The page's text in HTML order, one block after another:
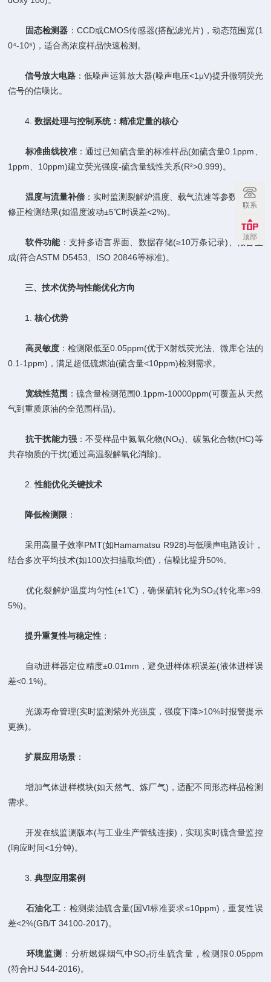
​固态检测器​ ​：CCD或CMOS传感器(搭配滤光片)，动态范围宽(1
0⁴-10⁵)，适合高浓度样品快速检测。
​​信号放大电路​ ​：低噪声运算放大器(噪声电压<1μV)提升微弱荧光
信号的信噪比。
4. ​​数据处理与控制系统：精准定量的核心​
​标准曲线校准​​：通过已知硫含量的标准样品(如硫含量0.1ppm、
1ppm、10ppm)建立荧光强度-硫含量线性关系(R²>0.999)。
​温度与流量补偿​​：实时监测裂解炉温度、载气流速等参数，自动
修正检测结果(如温度波动±5℃时误差<2%)。
​​软件功能​​：支持多语言界面、数据存储(≥10万条记录)、报告生
成(符合ASTM D5453、ISO 20846等标准)。
​三、技术优势与性能优化方向​
1. ​​核心优势​
​高灵敏度​​：检测限低至0.05ppm(优于X射线荧光法、微库仑法的
0.1-1ppm)，满足超低硫燃油(硫含量<10ppm)检测需求。
​宽线性范围​ ​：硫含量检测范围0.1ppm-10000ppm(可覆盖从天然
气到重质原油的全范围样品)。
​抗干扰能力强​ ​：不受样品中氮氧化物(NOₓ)、碳氢化合物(HC)等
共存物质的干扰(通过高温裂解氧化消除)。
2. ​​性能优化关键技术​
​降低检测限​ ​：
采用高量子效率PMT(如Hamamatsu R928)与低噪声电路设计，
结合多次平均技术(如100次扫描取均值)，信噪比提升50%。
优化裂解炉温度均匀性(±1℃)，确保硫转化为SO₂(转化率>99.
5%)。
​​提升重复性与稳定性​ ​：
自动进样器定位精度±0.01mm，避免进样体积误差(液体进样误
差<0.1%)。
光源寿命管理(实时监测紫外光强度，强度下降>10%时报警提示
更换)。
​​扩展应用场景​ ​：
增加气体进样模块(如天然气、炼厂气)，适配不同形态样品检测
需求。
开发在线监测版本(与工业生产管线连接)，实现实时硫含量监控
(响应时间<1分钟)。
3. ​​典型应用案例​
​石油化工​​：检测柴油硫含量(国VI标准要求≤10ppm)，重复性误
差<2%(GB/T 34100-2017)。
​环境监测​ ​：分析燃煤烟气中SO₂衍生硫含量，检测限0.05ppm
(符合HJ 544-2016)。
联系
顶部